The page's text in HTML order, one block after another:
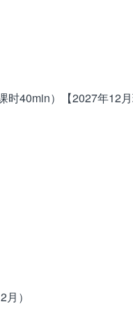
时40min）【2027年12
）